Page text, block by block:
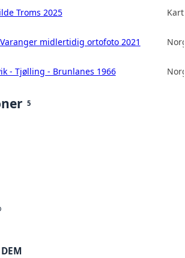
Troms 2025
midlertidig ortofoto 2021
- Tjølling - Brunlanes 1966
5